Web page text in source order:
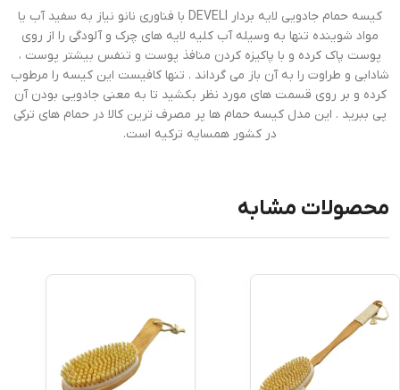
کیسه حمام جادویی لایه بردار DEVELI با فناوری نانو نیاز به سفید آب یا
مواد شوینده تنها به وسیله آب کلیه لایه های چرک و آلودگی را از روی
پوست پاک کرده و با پاکیزه کردن منافذ پوست و تنفس بیشتر پوست ،
شادابی و طراوت را به آن باز می گرداند . تنها کافیست این کیسه را مرطوب
کرده و بر روی قسمت های مورد نظر بکشید تا به معنی جادویی بودن آن
پی ببرید . این مدل کیسه حمام ها پر مصرف ترین کالا در حمام های ترکی
در کشور همسایه ترکیه است.
محصولات مشابه